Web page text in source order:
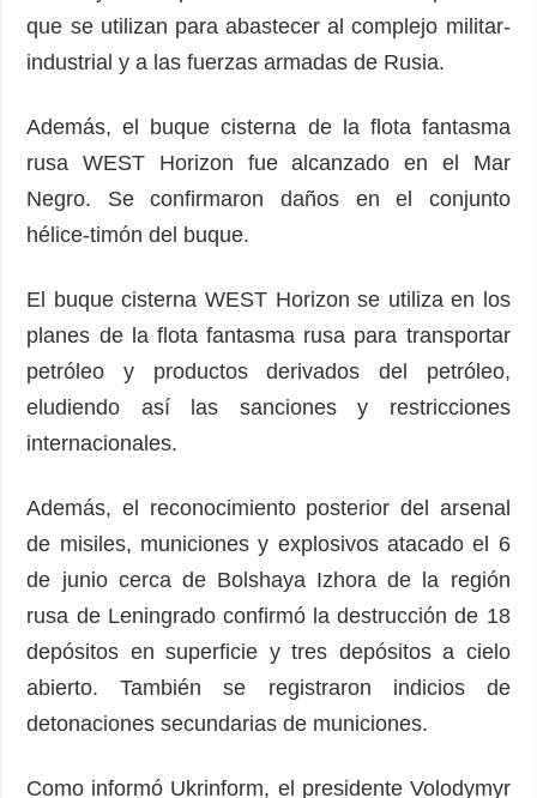
que se utilizan para abastecer al complejo militar-
industrial y a las fuerzas armadas de Rusia.
Además, el buque cisterna de la flota fantasma
rusa WEST Horizon fue alcanzado en el Mar
Negro. Se confirmaron daños en el conjunto
hélice-timón del buque.
El buque cisterna WEST Horizon se utiliza en los
planes de la flota fantasma rusa para transportar
petróleo y productos derivados del petróleo,
eludiendo así las sanciones y restricciones
internacionales.
Además, el reconocimiento posterior del arsenal
de misiles, municiones y explosivos atacado el 6
de junio cerca de Bolshaya Izhora de la región
rusa de Leningrado confirmó la destrucción de 18
depósitos en superficie y tres depósitos a cielo
abierto. También se registraron indicios de
detonaciones secundarias de municiones.
Como informó Ukrinform, el presidente Volodymyr